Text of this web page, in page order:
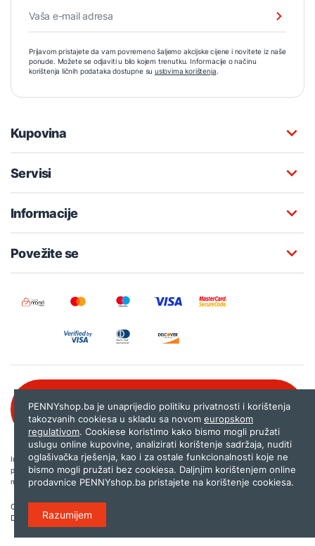
Prijavom pristajete da vam povremeno šaljemo akcijske cijene i novitete iz naše
ponude. Možete se odjaviti u bilo kojem trenutku. Informacije o načinu
korištenja ličnih podataka dostupne su uslovima korištenja.
Kupovina
Servisi
Informacije
Povežite se
080 020 261
Internet trgovina PENNYshop.ba nastoji objavljivati samo provjerene i pravilne
podatke. Ako na našoj stranici otkrijete neistinite, odnosno neadekvatne informacije,
molimo vas da nam to javite nashop@pennyplus.com .
Copyright © 2026.
Dizajn i programiranje:
PENNYshop.ba je unaprijedio politiku privatnosti i korištenja
takozvanih cookiesa u skladu sa novom europskom
regulativom. Cookiese koristimo kako bismo mogli pružati
uslugu online kupovine, analizirati korištenje sadržaja, nuditi
oglašivačka rješenja, kao i za ostale funkcionalnosti koje ne
bismo mogli pružati bez cookiesa. Daljnjim korištenjem online
prodavnice PENNYshop.ba pristajete na korištenje cookiesa.
Razumijem